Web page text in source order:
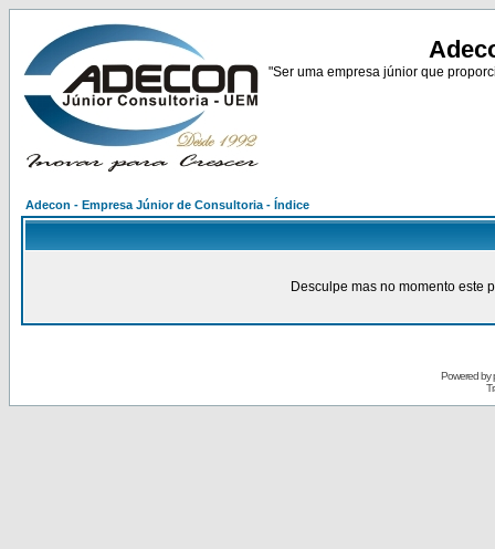
"Ser uma empresa júnior que
Adecon - Empresa Júnior de Consultoria - Índice
Desculpe mas no momento este
Powered by